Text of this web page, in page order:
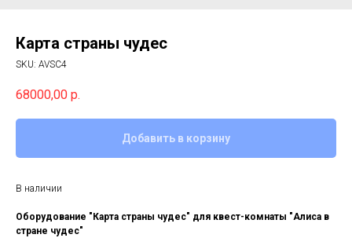
Карта страны чудес
SKU: AVSC4
68000,00 р.
Добавить в корзину
В наличии
Оборудование "Карта страны чудес" для квест-комнаты "Алиса в
стране чудес"